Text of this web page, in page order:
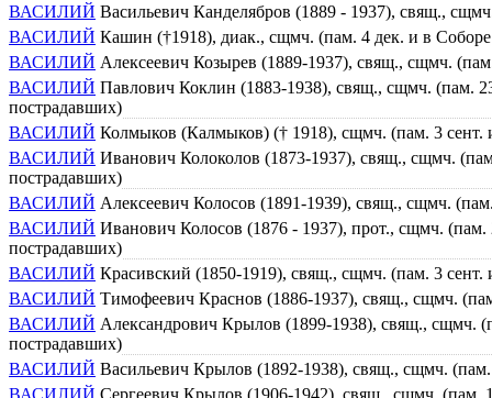
ВАСИЛИЙ Васильевич Канделябров (1889 - 1937), свящ.,
ВАСИЛИЙ Кашин (†1918), диак., сщмч. (пам. 4 дек. и в
ВАСИЛИЙ Алексеевич Козырев (1889-1937), свящ., сщмч.
ВАСИЛИЙ Павлович Коклин (1883-1938), свящ., сщмч. (пам.
пострадавших)
ВАСИЛИЙ Колмыков (Калмыков) († 1918), сщмч. (пам. 3 сент.
ВАСИЛИЙ Иванович Колоколов (1873-1937), свящ., сщмч.
пострадавших)
ВАСИЛИЙ Алексеевич Колосов (1891-1939), свящ., сщмч.
ВАСИЛИЙ Иванович Колосов (1876 - 1937), прот., сщмч.
пострадавших)
ВАСИЛИЙ Красивский (1850-1919), свящ., сщмч. (пам. 3
ВАСИЛИЙ Тимофеевич Краснов (1886-1937), свящ., сщмч.
ВАСИЛИЙ Александрович Крылов (1899-1938), свящ., сщмч.
пострадавших)
ВАСИЛИЙ Васильевич Крылов (1892-1938), свящ., сщмч.
ВАСИЛИЙ Сергеевич Крылов (1906-1942), свящ., сщмч. (пам.